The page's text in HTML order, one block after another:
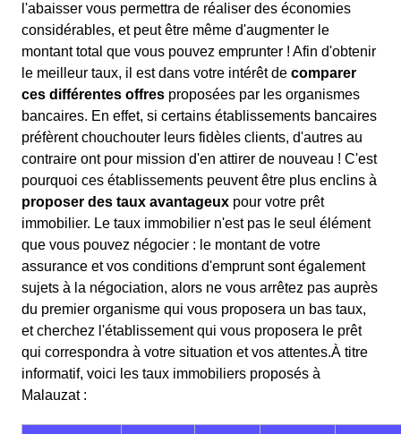
l'abaisser vous permettra de réaliser des économies
considérables, et peut être même d'augmenter le
montant total que vous pouvez emprunter ! Afin d'obtenir
le meilleur taux, il est dans votre intérêt de comparer
ces différentes offres proposées par les organismes
bancaires. En effet, si certains établissements bancaires
préfèrent chouchouter leurs fidèles clients, d'autres au
contraire ont pour mission d'en attirer de nouveau ! C'est
pourquoi ces établissements peuvent être plus enclins à
proposer des taux avantageux pour votre prêt
immobilier. Le taux immobilier n'est pas le seul élément
que vous pouvez négocier : le montant de votre
assurance et vos conditions d'emprunt sont également
sujets à la négociation, alors ne vous arrêtez pas auprès
du premier organisme qui vous proposera un bas taux,
et cherchez l'établissement qui vous proposera le prêt
qui correspondra à votre situation et vos attentes.À titre
informatif, voici les taux immobiliers proposés à
Malauzat :